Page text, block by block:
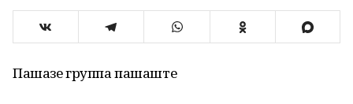
Пашазе группа пашаште